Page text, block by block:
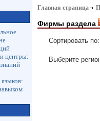
центры:
Главная страница
Фирмы раздела
Сортировать по:
Выберите